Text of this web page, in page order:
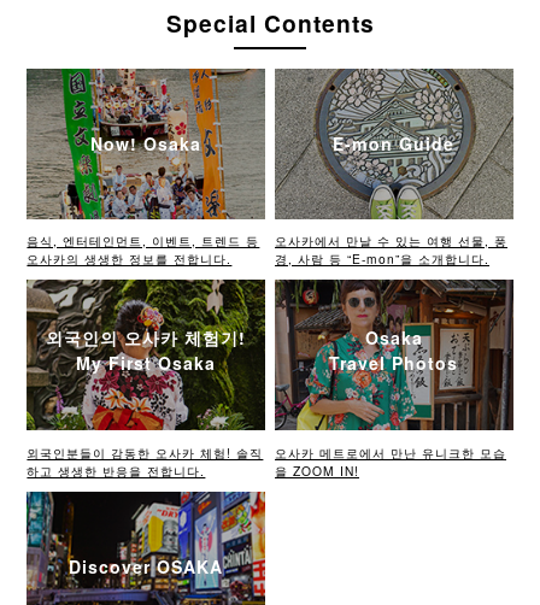
Special Contents
Now! Osaka
음식, 엔터테인먼트, 이벤트, 트렌드 등
오사카의 생생한 정보를 전합니다.
E-mon Guide
오사카에서 만날 수 있는 여행 선물, 풍
경, 사람 등 “E-mon”을 소개합니다.
외국인의 오사카 체험기!
My First Osaka
외국인분들이 감동한 오사카 체험! 솔직
하고 생생한 반응을 전합니다.
Osaka
Travel Photos
오사카 메트로에서 만난 유니크한 모습
을 ZOOM IN!
Discover OSAKA